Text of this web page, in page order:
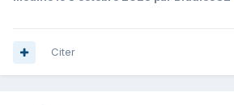
Citer